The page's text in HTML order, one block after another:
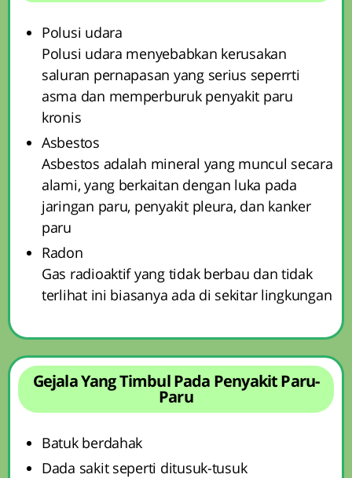
Polusi udara
Polusi udara menyebabkan kerusakan
saluran pernapasan yang serius seperrti
asma dan memperburuk penyakit paru
kronis
Asbestos
Asbestos adalah mineral yang muncul secara
alami, yang berkaitan dengan luka pada
jaringan paru, penyakit pleura, dan kanker
paru
Radon
Gas radioaktif yang tidak berbau dan tidak
terlihat ini biasanya ada di sekitar lingkungan
Gejala Yang Timbul Pada Penyakit Paru-
Paru
Batuk berdahak
Dada sakit seperti ditusuk-tusuk